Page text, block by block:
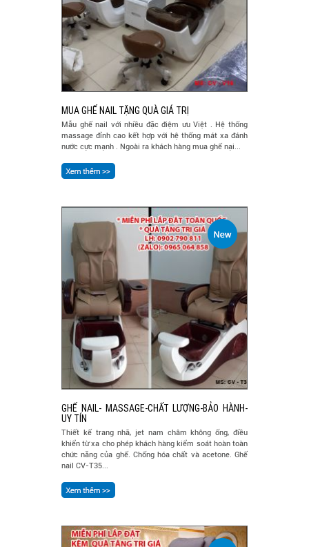
MUA GHẾ NAIL TẶNG QUÀ GIÁ TRỊ
Mẫu ghế nail với nhiều đặc điệm ưu Việt . Hệ thống
massage đỉnh cao kết hợp với hệ thống mát xa đánh
nước cực mạnh . Ngoài ra khách hàng mua ghế nại...
GHẾ NAIL- MASSAGE-CHẤT LƯỢNG-BẢO HÀNH-
UY TÍN
Thiết kế trang nhã, jet nam châm không ống, điều
khiển từ xa cho phép khách hàng kiểm soát hoàn toàn
chức năng của ghế. Chống hóa chất và acetone. Ghế
nail CV-T35...